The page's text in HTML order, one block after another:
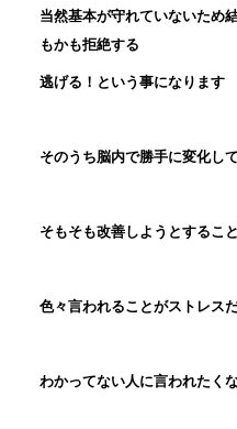
当然基本が守れていないため
もかも拒絶する
逃げる！という事になります
そのうち脳内で勝手に変化し
そもそも改善しようとするこ
色々言われることがストレスだ
わかってない人に言われたく